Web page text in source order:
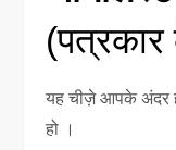
यह चीज़े आपके अंदर
हो ।